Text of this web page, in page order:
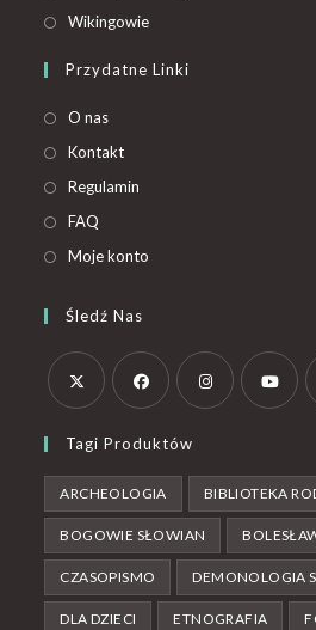
Wikingowie
Przydatne Linki
O nas
Kontakt
Regulamin
FAQ
Moje konto
Śledź Nas
Tagi Produktów
ARCHEOLOGIA BIBLIOTEKA
BOGOWIE SŁOWIAN
CZASOPISMO DEMONOLOGIA
DLA DZIECI ETNOGRAFIA